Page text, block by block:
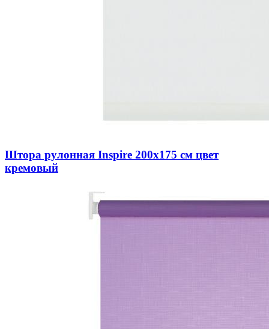
Штора рулонная Inspire 200х175 см цвет
кремовый